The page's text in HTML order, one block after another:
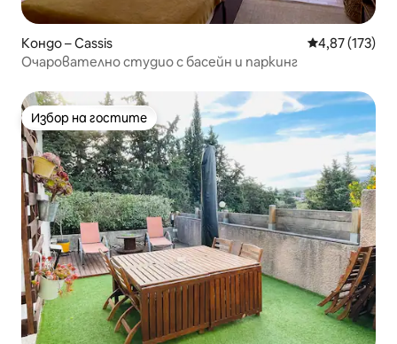
Кондо – Cassis Средна
4,87 (173)
Очарователно студио с басейн и паркинг
Избор на гостите
Избор на гостите